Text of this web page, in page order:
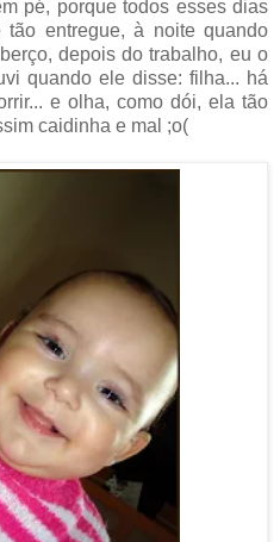
pé, porque todos esses dias
entregue, à noite quando
depois do trabalho, eu o
quando ele disse: filha... há
e olha, como dói, ela tão
caidinha e mal ;o(